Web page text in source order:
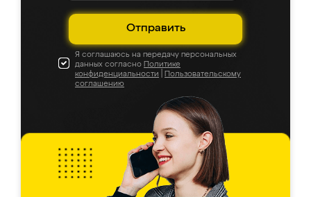
Отправить
Я соглашаюсь на передачу персональных
данных согласно Политике
конфиденциальности
Пользовательскому
соглашению